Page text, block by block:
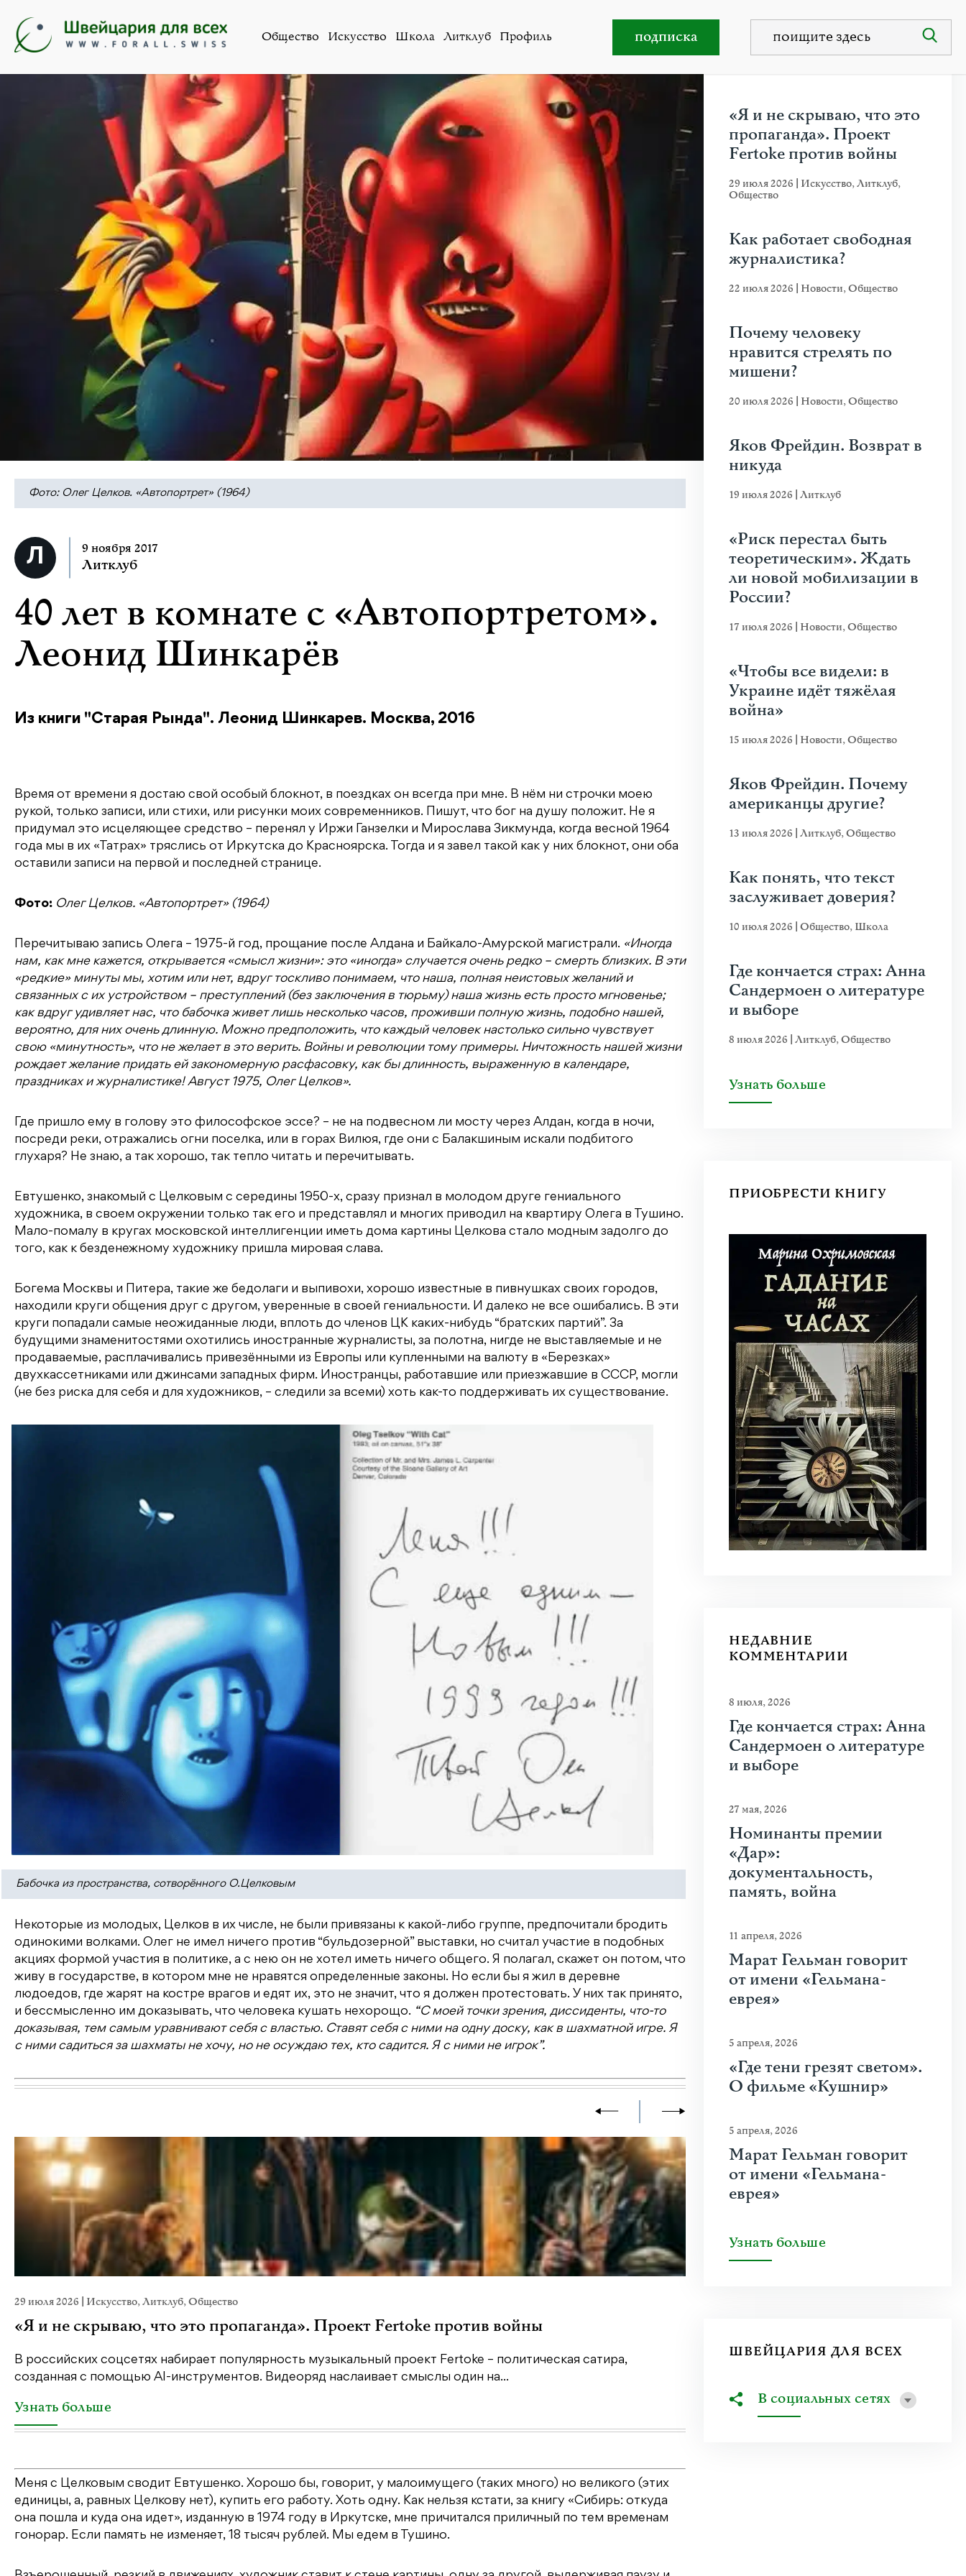
Общество Искусство Школа Литклуб Профиль подписка
40 лет в комнате с «Автопортретом». Леонид Шинкарёв
Фото: Олег Целков. «Автопортрет» (1964)
9 ноября 2017
Литклуб
40 лет в комнате с «Автопортретом».
Леонид Шинкарёв
Из книги "Старая Рында". Леонид Шинкарев. Москва, 2016
Время от времени я достаю свой особый блокнот, в поездках он всегда при мне. В нём ни строчки моею
рукой, только записи, или стихи, или рисунки моих современников. Пишут, что бог на душу положит. Не я
придумал это исцеляющее средство – перенял у Иржи Ганзелки и Мирослава Зикмунда, когда весной 1964
года мы в их «Татрах» тряслись от Иркутска до Красноярска. Тогда и я завел такой как у них блокнот, они оба
оставили записи на первой и последней странице.
Фото: Олег Целков. «Автопортрет» (1964)
Перечитываю запись Олега – 1975-й год, прощание после Алдана и Байкало-Амурской магистрали. «Иногда
нам, как мне кажется, открывается «смысл жизни»: это «иногда» случается очень редко – смерть близких. В эти
«редкие» минуты мы, хотим или нет, вдруг тоскливо понимаем, что наша, полная неистовых желаний и
связанных с их устройством – преступлений (без заключения в тюрьму) наша жизнь есть просто мгновенье;
как вдруг удивляет нас, что бабочка живет лишь несколько часов, проживши полную жизнь, подобно нашей,
вероятно, для них очень длинную. Можно предположить, что каждый человек настолько сильно чувствует
свою «минутность», что не желает в это верить. Войны и революции тому примеры. Ничтожность нашей жизни
рождает желание придать ей закономерную расфасовку, как бы длинность, выраженную в календаре,
праздниках и журналистике! Август 1975, Олег Целков».
Где пришло ему в голову это философское эссе? – не на подвесном ли мосту через Алдан, когда в ночи,
посреди реки, отражались огни поселка, или в горах Вилюя, где они с Балакшиным искали подбитого
глухаря? Не знаю, а так хорошо, так тепло читать и перечитывать.
Евтушенко, знакомый с Целковым с середины 1950-х, сразу признал в молодом друге гениального
художника, в своем окружении только так его и представлял и многих приводил на квартиру Олега в Тушино.
Мало-помалу в кругах московской интеллигенции иметь дома картины Целкова стало модным задолго до
того, как к безденежному художнику пришла мировая слава.
Богема Москвы и Питера, такие же бедолаги и выпивохи, хорошо известные в пивнушках своих городов,
находили круги общения друг с другом, уверенные в своей гениальности. И далеко не все ошибались. В эти
круги попадали самые неожиданные люди, вплоть до членов ЦК каких-нибудь “братских партий”. За
будущими знаменитостями охотились иностранные журналисты, за полотна, нигде не выставляемые и не
продаваемые, расплачивались привезёнными из Европы или купленными на валюту в «Березках»
двухкассетниками или джинсами западных фирм. Иностранцы, работавшие или приезжавшие в СССР, могли
(не без риска для себя и для художников, – следили за всеми) хоть как-то поддерживать их существование.
Бабочка из пространства, сотворённого О.Целковым
Некоторые из молодых, Целков в их числе, не были привязаны к какой-либо группе, предпочитали бродить
одинокими волками. Олег не имел ничего против “бульдозерной” выставки, но считал участие в подобных
акциях формой участия в политике, а с нею он не хотел иметь ничего общего. Я полагал, скажет он потом, что
живу в государстве, в котором мне не нравятся определенные законы. Но если бы я жил в деревне
людоедов, где жарят на костре врагов и едят их, это не значит, что я должен протестовать. У них так принято,
и бессмысленно им доказывать, что человека кушать нехорощо. “С моей точки зрения, диссиденты, что-то
доказывая, тем самым уравнивают себя с властью. Ставят себя с ними на одну доску, как в шахматной игре. Я
с ними садиться за шахматы не хочу, но не осуждаю тех, кто садится. Я с ними не игрок”.
29 июля 2026 Искусство,Литклуб,Общество
«Я и не скрываю, что это пропаганда». Проект Fertoke против войны
В российских соцсетях набирает популярность музыкальный проект Fertoke – политическая сатира,
созданная с помощью AI-инструментов. Видеоряд наслаивает смыслы один на...
Узнать больше
«Мои друзья-приятели в Америке усиленно
Узнать больше
Меня с Целковым сводит Евтушенко. Хорошо бы, говорит, у малоимущего (таких много) но великого (этих
единицы, а, равных Целкову нет), купить его работу. Хоть одну. Как нельзя кстати, за книгу «Сибирь: откуда
она пошла и куда она идет», изданную в 1974 году в Иркутске, мне причитался приличный по тем временам
гонорар. Если память не изменяет, 18 тысяч рублей. Мы едем в Тушино.
«Я и не скрываю, что это
пропаганда». Проект
Fertoke против войны
29 июля 2026 Искусство,Литклуб,
Общество
Как работает свободная
журналистика?
22 июля 2026 Новости,Общество
Почему человеку
нравится стрелять по
мишени?
20 июля 2026 Новости,Общество
Яков Фрейдин. Возврат в
никуда
19 июля 2026 Литклуб
«Риск перестал быть
теоретическим». Ждать
ли новой мобилизации в
России?
17 июля 2026 Новости,Общество
«Чтобы все видели: в
Украине идёт тяжёлая
война»
15 июля 2026 Новости,Общество
Яков Фрейдин. Почему
американцы другие?
13 июля 2026 Литклуб,Общество
Как понять, что текст
заслуживает доверия?
10 июля 2026 Общество, Школа
Где кончается страх: Анна
Сандермоен о литературе
и выборе
8 июля 2026 Литклуб,Общество
Узнать больше
ПРИОБРЕСТИ КНИГУ
НЕДАВНИЕ
КОММЕНТАРИИ
8 июля, 2026
Где кончается страх: Анна
Сандермоен о литературе
и выборе
27 мая, 2026
Номинанты премии
«Дар»:
документальность,
память, война
11 апреля, 2026
Марат Гельман говорит
от имени «Гельмана-
еврея»
5 апреля, 2026
«Где тени грезят светом».
О фильме «Кушнир»
5 апреля, 2026
Марат Гельман говорит
от имени «Гельмана-
еврея»
Узнать больше
ШВЕЙЦАРИЯ ДЛЯ ВСЕХ
В социальных сетях